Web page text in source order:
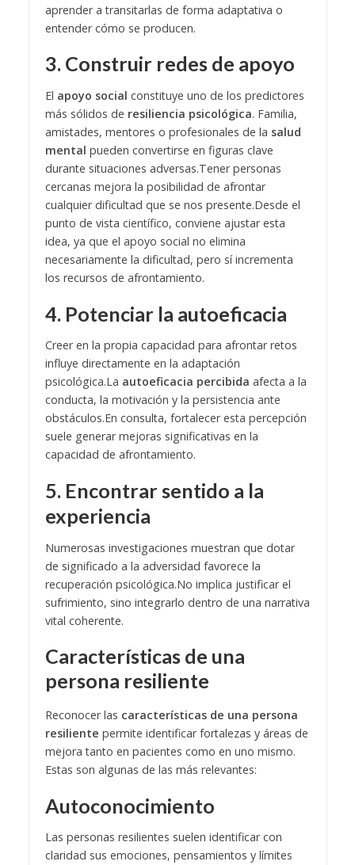
aprender a transitarlas de forma adaptativa o
entender cómo se producen.
3. Construir redes de apoyo
El apoyo social constituye uno de los predictores
más sólidos de resiliencia psicológica. Familia,
amistades, mentores o profesionales de la salud
mental pueden convertirse en figuras clave
durante situaciones adversas.Tener personas
cercanas mejora la posibilidad de afrontar
cualquier dificultad que se nos presente.Desde el
punto de vista científico, conviene ajustar esta
idea, ya que el apoyo social no elimina
necesariamente la dificultad, pero sí incrementa
los recursos de afrontamiento.
4. Potenciar la autoeficacia
Creer en la propia capacidad para afrontar retos
influye directamente en la adaptación
psicológica.La autoeficacia percibida afecta a la
conducta, la motivación y la persistencia ante
obstáculos.En consulta, fortalecer esta percepción
suele generar mejoras significativas en la
capacidad de afrontamiento.
5. Encontrar sentido a la
experiencia
Numerosas investigaciones muestran que dotar
de significado a la adversidad favorece la
recuperación psicológica.No implica justificar el
sufrimiento, sino integrarlo dentro de una narrativa
vital coherente.
Características de una
persona resiliente
Reconocer las características de una persona
resiliente permite identificar fortalezas y áreas de
mejora tanto en pacientes como en uno mismo.
Estas son algunas de las más relevantes:
Autoconocimiento
Las personas resilientes suelen identificar con
claridad sus emociones, pensamientos y límites